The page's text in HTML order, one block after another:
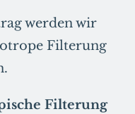
werden wir
Filterung
Filterung